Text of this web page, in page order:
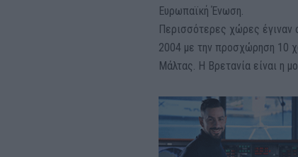
Ευρωπαϊκή Ένωση.
Περισσότερες χώρες έγιναν
2004 με την προσχώρηση 10
Μάλτας. Η Βρετανία είναι η